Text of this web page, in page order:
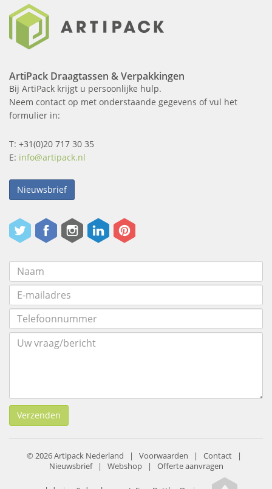
ArtiPack Draagtassen & Verpakkingen
Bij ArtiPack krijgt u persoonlijke hulp.
Neem contact op met onderstaande gegevens of vul het
formulier in:
T: +31(0)20 717 30 35
E: info@artipack.nl
Nieuwsbrief
Verzenden
© 2026 Artipack Nederland | Voorwaarden | Contact |
Nieuwsbrief| Webshop| Offerte aanvragen